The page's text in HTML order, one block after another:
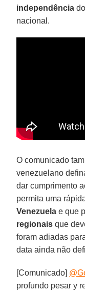
independência
nacional.
O comunicado
venezuelano
dar cumprimento
permita uma
Venezuela e que
regionais que
foram adiadas
data ainda não
[Comunicado]
profundo pesar y